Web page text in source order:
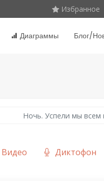
Избранное
Диаграммы Блог/
Ночь. Успели мы всем
Видео Диктофон